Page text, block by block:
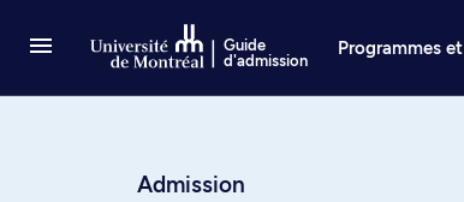
Guide
d'admission
Programmes
Admission